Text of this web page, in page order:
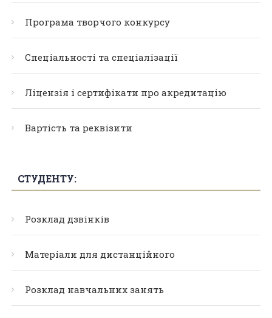
Програма творчого конкурсу
Спеціальності та спеціалізації
Ліцензія і сертифікати про акредитацію
Вартість та реквізити
СТУДЕНТУ:
Розклад дзвінків
Матеріали для дистанційного
Розклад навчальних занять